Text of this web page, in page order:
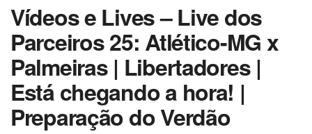
Vídeos e Lives – Live dos
Parceiros 25: Atlético-MG x
Palmeiras | Libertadores |
Está chegando a hora! |
Preparação do Verdão